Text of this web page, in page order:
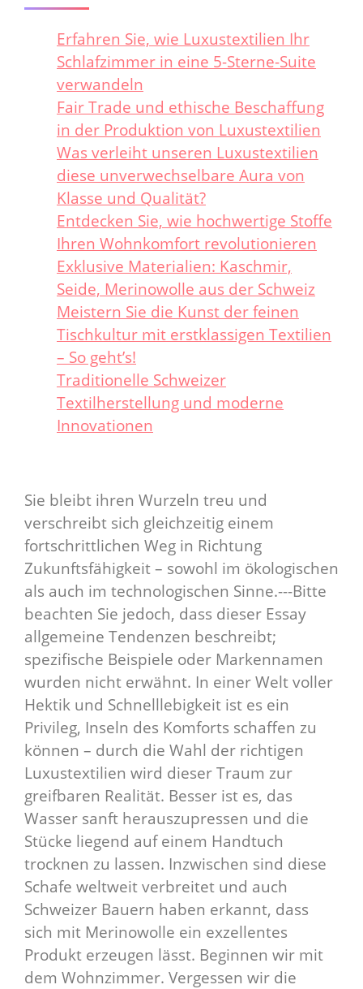
Erfahren Sie, wie Luxustextilien Ihr
Schlafzimmer in eine 5-Sterne-Suite
verwandeln
Fair Trade und ethische Beschaffung
in der Produktion von Luxustextilien
Was verleiht unseren Luxustextilien
diese unverwechselbare Aura von
Klasse und Qualität?
Entdecken Sie, wie hochwertige Stoffe
Ihren Wohnkomfort revolutionieren
Exklusive Materialien: Kaschmir,
Seide, Merinowolle aus der Schweiz
Meistern Sie die Kunst der feinen
Tischkultur mit erstklassigen Textilien
– So geht’s!
Traditionelle Schweizer
Textilherstellung und moderne
Innovationen
Sie bleibt ihren Wurzeln treu und
verschreibt sich gleichzeitig einem
fortschrittlichen Weg in Richtung
Zukunftsfähigkeit – sowohl im ökologischen
als auch im technologischen Sinne.---Bitte
beachten Sie jedoch, dass dieser Essay
allgemeine Tendenzen beschreibt;
spezifische Beispiele oder Markennamen
wurden nicht erwähnt. In einer Welt voller
Hektik und Schnelllebigkeit ist es ein
Privileg, Inseln des Komforts schaffen zu
können – durch die Wahl der richtigen
Luxustextilien wird dieser Traum zur
greifbaren Realität. Besser ist es, das
Wasser sanft herauszupressen und die
Stücke liegend auf einem Handtuch
trocknen zu lassen. Inzwischen sind diese
Schafe weltweit verbreitet und auch
Schweizer Bauern haben erkannt, dass
sich mit Merinowolle ein exzellentes
Produkt erzeugen lässt. Beginnen wir mit
dem Wohnzimmer. Vergessen wir die